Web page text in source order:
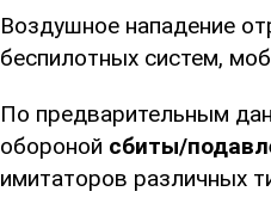
Воздушное нападение
беспилотных систем,
По предварительным
обороной сбиты/
имитаторов различных